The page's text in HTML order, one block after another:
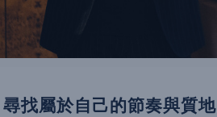
找屬於自己的節奏與質地